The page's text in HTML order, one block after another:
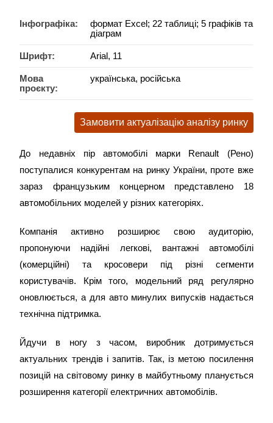
Інфографіка:
формат Excel; 22 таблиці; 5 графіків та
діаграм
Шрифт: Arial, 11
Мова
проєкту:
українська, російська
Замовити актуалізацію аналізу ринку
До недавніх пір автомобілі марки Renault (Рено)
поступалися конкурентам на ринку України, проте вже
зараз французьким концерном представлено 18
автомобільних моделей у різних категоріях.
Компанія активно розширює свою аудиторію,
пропонуючи надійні легкові, вантажні автомобілі
(комерційні) та кросовери під різні сегменти
користувачів. Крім того, модельний ряд регулярно
оновлюється, а для авто минулих випусків надається
технічна підтримка.
Йдучи в ногу з часом, виробник дотримується
актуальних трендів і запитів. Так, із метою посилення
позицій на світовому ринку в майбутньому планується
розширення категорії електричних автомобілів.